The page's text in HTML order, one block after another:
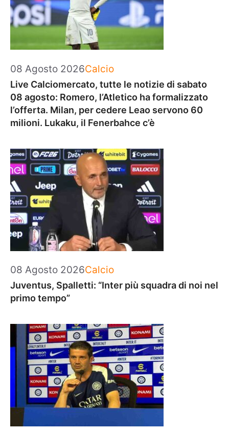
08 Agosto 2026Categorie
Calcio
Live Calciomercato, tutte le notizie di sabato
08 agosto: Romero, l’Atletico ha formalizzato
l’offerta. Milan, per cedere Leao servono 60
milioni. Lukaku, il Fenerbahce c’è
08 Agosto 2026Categorie
Calcio
Juventus, Spalletti: “Inter più squadra di noi nel
primo tempo”